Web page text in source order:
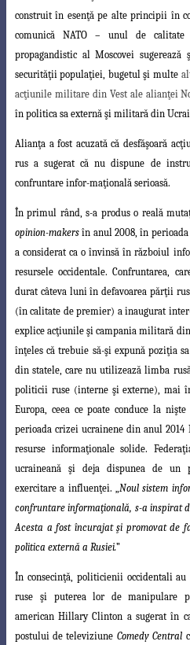
construit în esenţă pe alte principii în
comunică NATO – unul de
propagandistic al Moscovei
securităţii populaţiei, bugetul şi multe
acţiunile militare din Vest ale alianţei
în politica sa externă şi militară din
Alianţa a fost acuzată că desfăşoară
rusa sugerat că nu dispune de
confruntare infor-maţională serioasă.
În primul rând, s-a produs o reală
opinion-makersîn anul 2008, în
a considerat ca o învinsă în războiul
resursele occidentale. Confruntarea,
durat câteva luni în defavoareapărţii
(în calitate de premier) a inaugurat inter
explice acţiunile şi campania militară
înţeles că trebuie să-şi expună poziţia
din statele, care nu utilizează limba
politicii ruse (interne şi externe), mai
Europa, ceea ce poate conduce la
perioada crizei ucrainene din anul
resurse informaţionale solide.
ucraineană şi deja dispunea de un
exercitare a influenţei. „Noul sistem
confruntare informaţională, s-a inspirat
Acesta a fost încurajat şi promovat de
politica externă a Rusiei.”
În consecinţă, politicienii occidentali
ruse
şi puterea lor de manipulare
american Hillary Clinton a sugerat în
postului de televiziune Comedy Central